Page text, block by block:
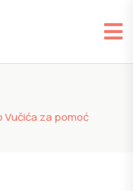
Vučića za pomoć